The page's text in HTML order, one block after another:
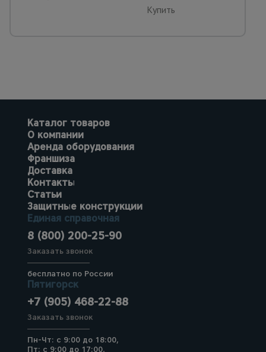
Купить
Каталог товаров
О компании
Аренда оборудования
Франшиза
Доставка
Контакты
Статьи
Защитные конструкции
Единая справочная
8 (800) 200-25-90
Заказать звонок
бесплатно по России
Пятигорск
+7 (905) 468-22-88
Заказать звонок
Пн-Чт: с 9:00 до 18:00,
Пт: с 9:00 до 17:00,